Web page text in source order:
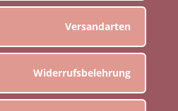
Versandarten
Widerrufsbelehrung